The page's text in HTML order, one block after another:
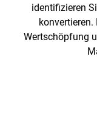
identifizieren
Wertschöpfung